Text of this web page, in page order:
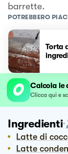
barrette.
POTREBBERO
Torta
Calcola le
Clicca qui e
Ingredienti
Latte di
Latte